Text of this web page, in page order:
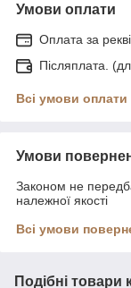
Умови оплати
Оплата за
Післяплата.
Всі умови оплати
Умови
Законом не
належної якості
Всі умови
Подібні товари